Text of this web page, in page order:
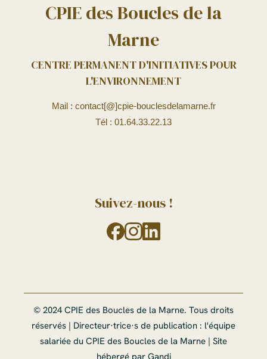
Nous gardons vos données privées et ne les partageons
qu’avec les tierces parties qui rendent ce service
possible.
Lire notre politique de confidentialité
CPIE des Boucles de la
Marne
CENTRE PERMANENT D'INITIATIVES POUR
L'ENVIRONNEMENT
Mail : contact[@]cpie-bouclesdelamarne.fr
Tél : 01.64.33.22.13
Suivez-nous !
© 2024 CPIE des Boucles de la Marne. Tous droits
réservés | Directeur·trice·s de publication : l'équipe
salariée du CPIE des Boucles de la Marne | Site
hébergé par Gandi